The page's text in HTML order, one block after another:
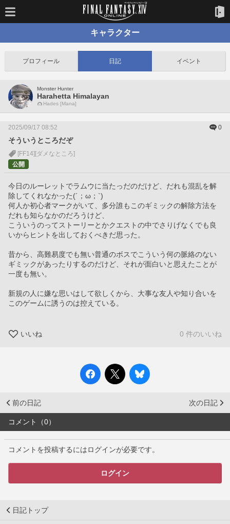
キャラクター
プロフィール 日記 イベント
Monster Hunter
Harahetta Himalayan
Hades [Mana]
2025/09/17 08:52 0
そういうところだぞ
[FF14] [ダメなところ]
公開
今日のルーレットでラムウに当たっだのだけど、だれも混乱を解
除してくれなかった(´；ω；`)
何人か初心者マークがいて、多分誰もこのギミックの解除方法を
だれも知らなかのだろうけど、
こういうのってストーリーとかクエストの中でさりげなくでも良
いからヒントを出しておくべきだ思った。
昔から、高難易度でも無い普通のボスでこういう何の脈絡のない
ギミックがあったりするのだけど、それが面白いと思えたことが
一度も無い。
新規の人に嫌な思いはして欲しくから、大事な友人や知り合いを
このゲームに誘うのは控えている。
いいね 0 件のいいね
前の日記 次の日記
コメント（0）
コメントを投稿するにはログインが必要です。
ログイン
日記トップ